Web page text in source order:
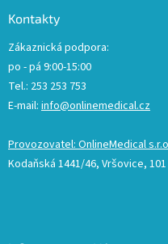
Kontakty
Zákaznická podpora:
po - pá 9:00-15:00
Tel.: 253 253 753
E-mail: info@onlinemedical.cz
Provozovatel: OnlineMedical
Kodaňská 1441/46, Vršovice, 101